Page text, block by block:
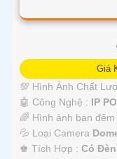
Giá
💯 Hình Ành Chất
🤖️ Công Nghệ : IP
🌈 Hình ảnh ban đêm
💦 Loại Camera
️♚ Tích Hợp : Có